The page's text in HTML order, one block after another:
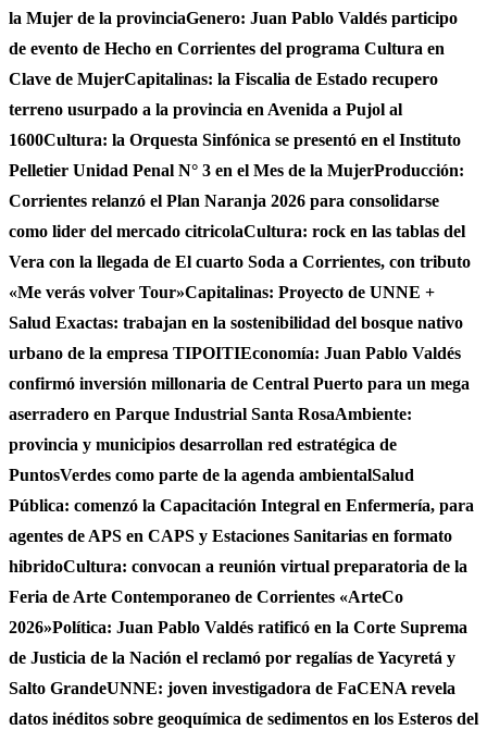
la Mujer de la provinciaGenero: Juan Pablo Valdés participo
de evento de Hecho en Corrientes del programa Cultura en
Clave de MujerCapitalinas: la Fiscalia de Estado recupero
terreno usurpado a la provincia en Avenida a Pujol al
1600Cultura: la Orquesta Sinfónica se presentó en el Instituto
Pelletier Unidad Penal N° 3 en el Mes de la MujerProducción:
Corrientes relanzó el Plan Naranja 2026 para consolidarse
como lider del mercado citricolaCultura: rock en las tablas del
Vera con la llegada de El cuarto Soda a Corrientes, con tributo
«Me verás volver Tour»Capitalinas: Proyecto de UNNE +
Salud Exactas: trabajan en la sostenibilidad del bosque nativo
urbano de la empresa TIPOITIEconomía: Juan Pablo Valdés
confirmó inversión millonaria de Central Puerto para un mega
aserradero en Parque Industrial Santa RosaAmbiente:
provincia y municipios desarrollan red estratégica de
PuntosVerdes como parte de la agenda ambientalSalud
Pública: comenzó la Capacitación Integral en Enfermería, para
agentes de APS en CAPS y Estaciones Sanitarias en formato
hibridoCultura: convocan a reunión virtual preparatoria de la
Feria de Arte Contemporaneo de Corrientes «ArteCo
2026»Política: Juan Pablo Valdés ratificó en la Corte Suprema
de Justicia de la Nación el reclamó por regalías de Yacyretá y
Salto GrandeUNNE: joven investigadora de FaCENA revela
datos inéditos sobre geoquímica de sedimentos en los Esteros del